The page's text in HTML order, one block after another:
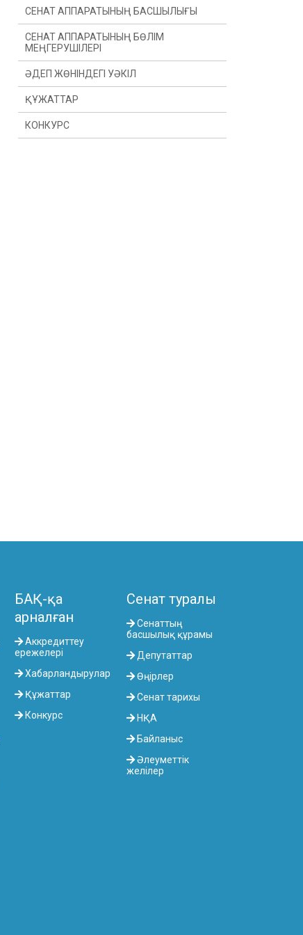
СЕНАТ АППАРАТЫНЫҢ БАСШЫЛЫҒЫ
СЕНАТ АППАРАТЫНЫҢ БӨЛІМ
МЕҢГЕРУШІЛЕРІ
ӘДЕП ЖӨНІНДЕГІ УӘКІЛ
ҚҰЖАТТАР
КОНКУРС
БАҚ-қа
арналған
Аккредиттеу
ережелері
Хабарландырулар
Құжаттар
Конкурс
Сенат туралы
Сенаттың
басшылық құрамы
Депутаттар
Өңірлер
Сенат тарихы
НҚА
Байланыс
Әлеуметтік
желілер